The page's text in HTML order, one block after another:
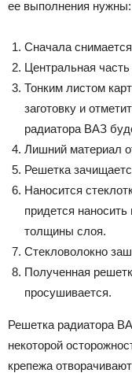
ее выполнения нужны:
Сначала
Центральная
Тонким листом
заготовку и
радиатора ВАЗ
Лишний материал
Решетка
Наносится
придется
толщины слоя.
Стекловолокно
Полученная
просушивается.
Решетка радиатора
некоторой
крепежа